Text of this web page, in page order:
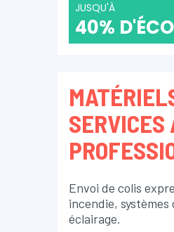
JUSQU'À
40%
SERVICES
Envoi de colis
incendie,
éclairage.